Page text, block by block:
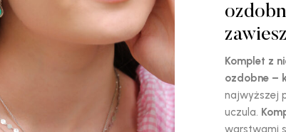
Komplet z
ozdobne –
najwyższej
uczula.
warstwami